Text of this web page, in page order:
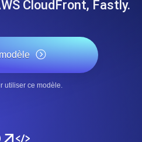
Surveiller la
SSL Monitoring
CloudFront, Fastly.
utiliser ce modèle.